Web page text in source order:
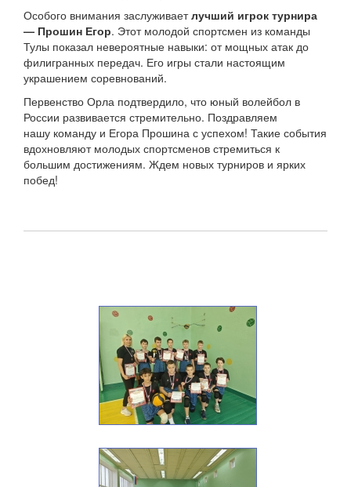
Особого внимания заслуживаетлучший игрок турнира
— Прошин Егор. Этот молодой спортсмен из команды
Тулы показал невероятные навыки: от мощных атак до
филигранных передач. Его игры стали настоящим
украшением соревнований.
Первенство Орла подтвердило, что юный волейбол в
России развивается стремительно. Поздравляем
нашу команду и Егора Прошина с успехом! Такие события
вдохновляют молодых спортсменов стремиться к
большим достижениям. Ждем новых турниров и ярких
побед!